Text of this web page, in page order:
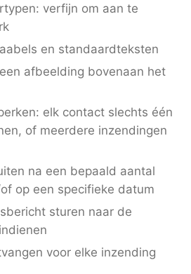
verfijn om aan te
en standaardteksten
afbeelding bovenaan het
elk contact slechts één
of meerdere inzendingen
na een bepaald aantal
op een specifieke datum
sturen naar de
voor elke inzending